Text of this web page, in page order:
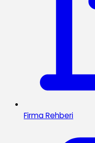
Firma Rehberi